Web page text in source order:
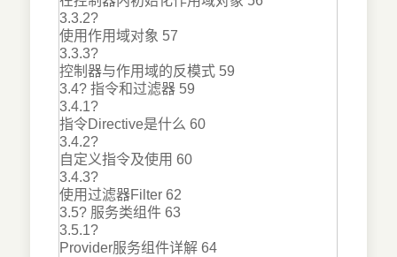
3.3.2?
使用作用域对象 57
3.3.3?
控制器与作用域的反模式 59
3.4? 指令和过滤器 59
3.4.1?
指令Directive是什么 60
3.4.2?
自定义指令及使用 60
3.4.3?
使用过滤器Filter 62
3.5? 服务类组件 63
3.5.1?
Provider服务组件详解 64